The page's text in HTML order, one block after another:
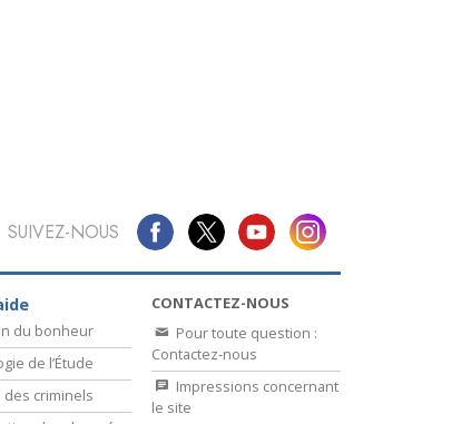
SUIVEZ-NOUS
du bonheur
de l’Étude
des criminels
CONTACTEZ-NOUS
Pour toute question :
Contactez-nous
Impressions concernant
le site